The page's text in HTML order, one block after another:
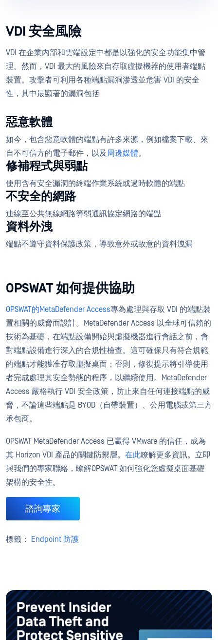
VDI 安全風險
VDI 在企業內部和雲端設定中都是以強化的安全功能集中管
理。然而，VDI 最大的風險來自存取虛擬機器的使用者端點
裝置。攻擊者可利用各種端點漏洞滲透並危害 VDI 的安全
性，其中最顯著的漏洞包括
惡意軟體
如今，包含惡意軟體的端點有許多來源，例如檔案下載、來
自不可信方的電子郵件，以及 周邊媒體。
修補程式與弱點
使用含有安全漏洞的終端作業系統或過時軟體的端點
不安全的網路
連線至公共無線網路等弱通訊協定網路的端點
資料外洩
端點不遵守資料保護政策，導致意外或故意的資料洩漏
OPSWAT 如何提供協助
OPSWAT的MetaDefender Access專為處理與存取 VDI 的端點裝
置相關的威脅而設計。MetaDefender Access 以全球可信賴的
技術為基礎，在端點設備開始與虛擬機器進行會話之前，會
對端點設備進行深入的合規性檢查。這可確保只有符合規範
的端點才能獲准存取虛擬桌面；否則，修復提示將引導使用
者完成處理其安全勢態的程序，以繼續使用。MetaDefender
Access 嚴格執行 VDI 安全政策，防止來自任何連接端點的威
脅，不論這些端點是 BYOD（自帶裝置）、公用電腦或第三方
承包商。
OPSWAT MetaDefender Access 已贏得 VMware 的信任，成為
其 Horizon VDI 產品的關鍵防禦層。 在此瞭解更多資訊。立即
與我們的專家聯絡，瞭解OPSWAT 如何強化您虛擬桌面基礎
架構的安全性。
諮詢專家
標籤： Endpoint 防護